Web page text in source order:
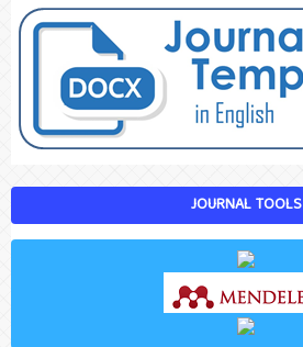
JOURNAL TOOLS